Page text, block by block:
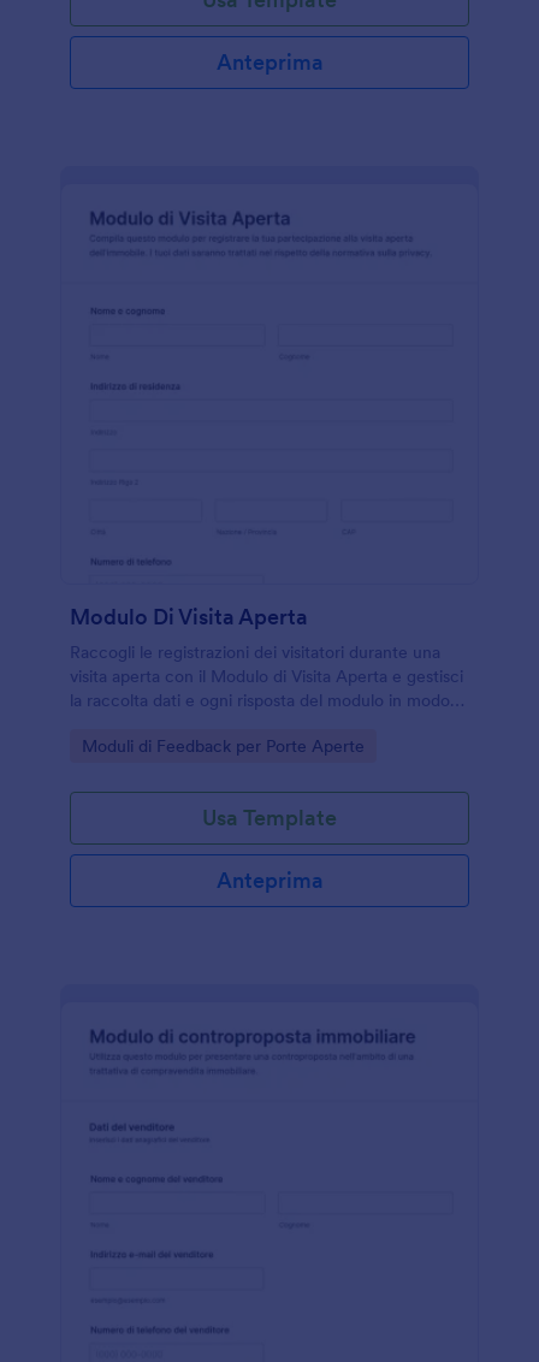
Anteprima
Modulo Di Visita Aperta
Raccogli le registrazioni dei visitatori durante una
visita aperta con il Modulo di Visita Aperta e gestisci
la raccolta dati e ogni risposta del modulo in modo
Go to Category:
Moduli di Feedback per Porte Aperte
Usa Template
Anteprima